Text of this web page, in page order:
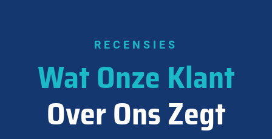
RECENSIES
Wat Onze Klant
Over Ons Zegt